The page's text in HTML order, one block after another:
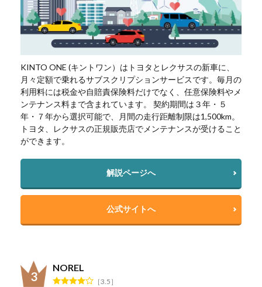
KINTO ONE (キントワン）はトヨタとレクサスの新車に、
月々定額で乗れるサブスクリプションサービスです。毎月の
利用料には税金や自賠責保険料だけでなく、任意保険料やメ
ンテナンス料まで含まれています。 契約期間は３年・５
年・７年から選択可能で、月間の走行距離制限は1,500km。
トヨタ、レクサスの正規販売店でメンテナンスが受けること
ができます。
解説ページへ
公式サイトへ
NOREL
3.5